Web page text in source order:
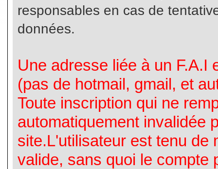
responsables en cas de
données.
Une adresse liée à un F.A.I
(pas de hotmail, gmail, et
Toute inscription qui ne
automatiquement invalidée
site.L'utilisateur est tenu de
valide, sans quoi le compte